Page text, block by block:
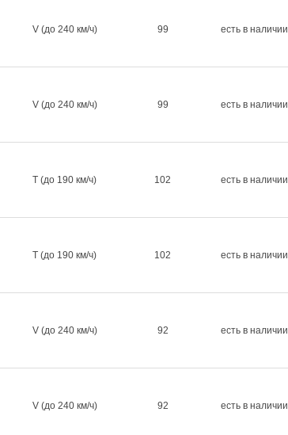
V (до 240 км/ч) 99 есть в наличии
V (до 240 км/ч) 99 есть в наличии
T (до 190 км/ч) 102 есть в наличии
T (до 190 км/ч) 102 есть в наличии
V (до 240 км/ч) 92 есть в наличии
V (до 240 км/ч) 92 есть в наличии